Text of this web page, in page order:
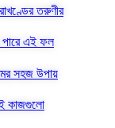
তরুণীর
পারে এই ফল
সহজ উপায়
কাজগুলো